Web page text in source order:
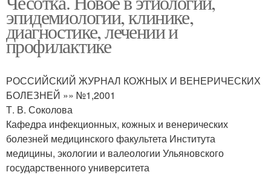
эпидемиологии, клинике,
диагностике, лечении и
профилактике
РОССИЙСКИЙ ЖУРНАЛ КОЖНЫХ И ВЕНЕРИЧЕСКИХ
БОЛЕЗНЕЙ »» №1,2001
Т. В. Соколова
Кафедра инфекционных, кожных и венерических
болезней медицинского факультета Института
медицины, экологии и валеологии Ульяновского
государственного университета